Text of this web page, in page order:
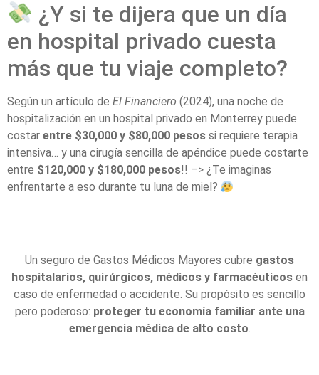
¿Y si te dijera que un día
en hospital privado cuesta
más que tu viaje completo?
Según un artículo de El Financiero (2024), una noche de
hospitalización en un hospital privado en Monterrey puede
costar entre $30,000 y $80,000 pesos si requiere terapia
intensiva… y una cirugía sencilla de apéndice puede costarte
entre $120,000 y $180,000 pesos!! –> ¿Te imaginas
enfrentarte a eso durante tu luna de miel?
Un seguro de Gastos Médicos Mayores cubre gastos
hospitalarios, quirúrgicos, médicos y farmacéuticos en
caso de enfermedad o accidente. Su propósito es sencillo
pero poderoso: proteger tu economía familiar ante una
emergencia médica de alto costo